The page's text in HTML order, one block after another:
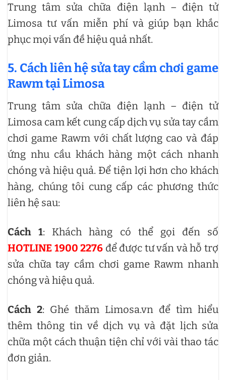
Trung tâm sửa chữa điện lạnh – điện tử
Limosa tư vấn miễn phí và giúp bạn khắc
phục mọi vấn đề hiệu quả nhất.
5. Cách liên hệ sửa tay cầm chơi game
Rawm tại Limosa
Trung tâm sửa chữa điện lạnh – điện tử
Limosa cam kết cung cấp dịch vụ sửa tay cầm
chơi game Rawm với chất lượng cao và đáp
ứng nhu cầu khách hàng một cách nhanh
chóng và hiệu quả. Để tiện lợi hơn cho khách
hàng, chúng tôi cung cấp các phương thức
liên hệ sau:
Cách 1: Khách hàng có thể gọi đến số
HOTLINE 1900 2276 để được tư vấn và hỗ trợ
sửa chữa tay cầm chơi game Rawm nhanh
chóng và hiệu quả.
Cách 2: Ghé thăm Limosa.vn để tìm hiểu
thêm thông tin về dịch vụ và đặt lịch sửa
chữa một cách thuận tiện chỉ với vài thao tác
đơn giản.